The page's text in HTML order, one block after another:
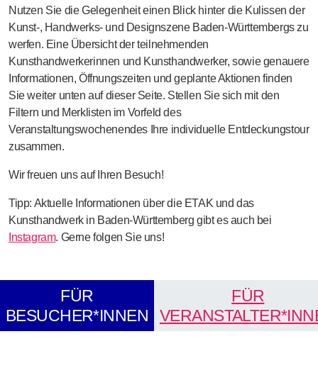
Nutzen Sie die Gelegenheit einen Blick hinter die Kulissen der
Kunst-, Handwerks- und Designszene Baden-Württembergs zu
werfen. Eine Übersicht der teilnehmenden
Kunsthandwerkerinnen und Kunsthandwerker, sowie genauere
Informationen, Öffnungszeiten und geplante Aktionen finden
Sie weiter unten auf dieser Seite. Stellen Sie sich mit den
Filtern und Merklisten im Vorfeld des
Veranstaltungswochenendes Ihre individuelle Entdeckungstour
zusammen.
Wir freuen uns auf Ihren Besuch!
Tipp: Aktuelle Informationen über die ETAK und das
Kunsthandwerk in Baden-Württemberg gibt es auch bei
Instagram. Gerne folgen Sie uns!
FÜR
BESUCHER*INNEN
FÜR